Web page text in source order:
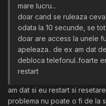
mare lucru...
doar cand se ruleaza
odata la 10 secunde, se
doar are access la unele
apeleaza.. de ex am dat
debloca telefonul..foarte
restart
am dat si eu restart si
problema nu poate o fi de la